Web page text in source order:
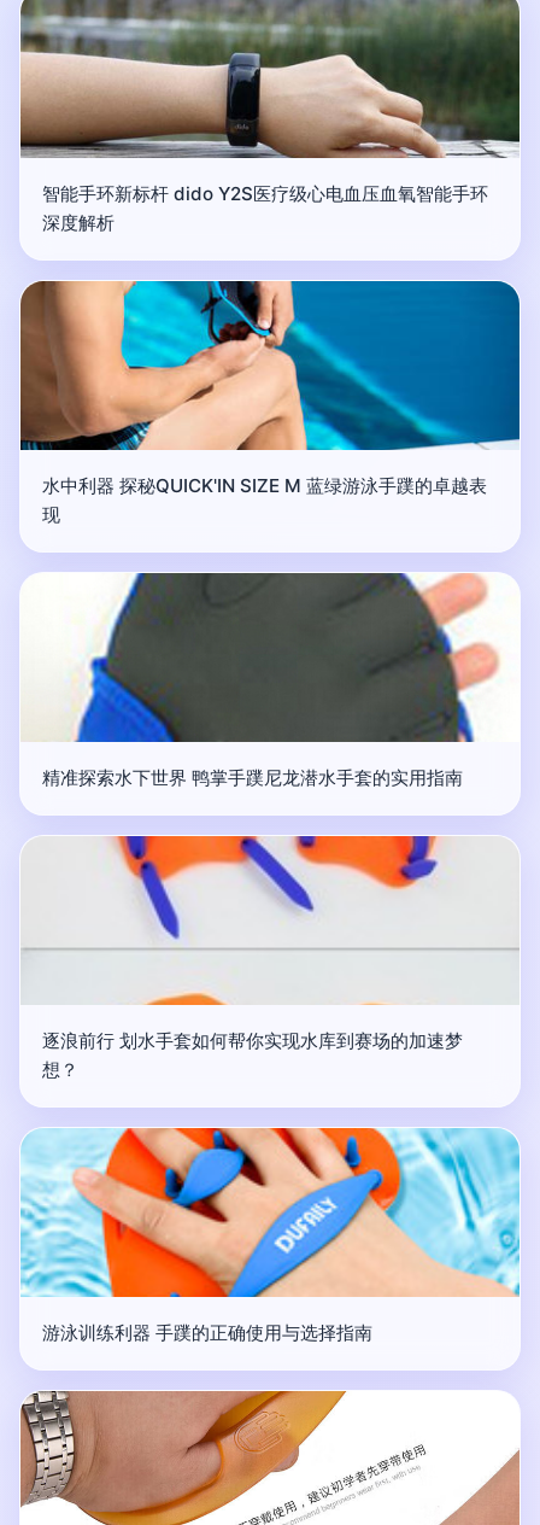
智能手环新标杆 dido Y2S医疗级心电血压血氧智能手环
深度解析
水中利器 探秘QUICK'IN SIZE M 蓝绿游泳手蹼的卓越表
现
精准探索水下世界 鸭掌手蹼尼龙潜水手套的实用指南
逐浪前行 划水手套如何帮你实现水库到赛场的加速梦
想？
游泳训练利器 手蹼的正确使用与选择指南